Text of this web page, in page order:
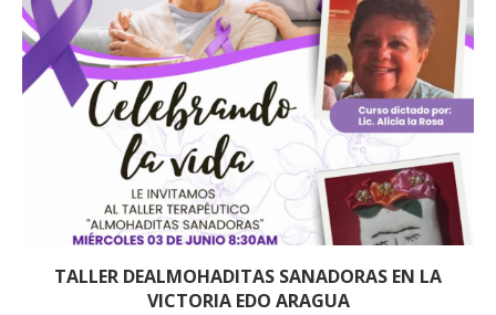
TALLER DEALMOHADITAS SANADORAS EN LA
VICTORIA EDO ARAGUA